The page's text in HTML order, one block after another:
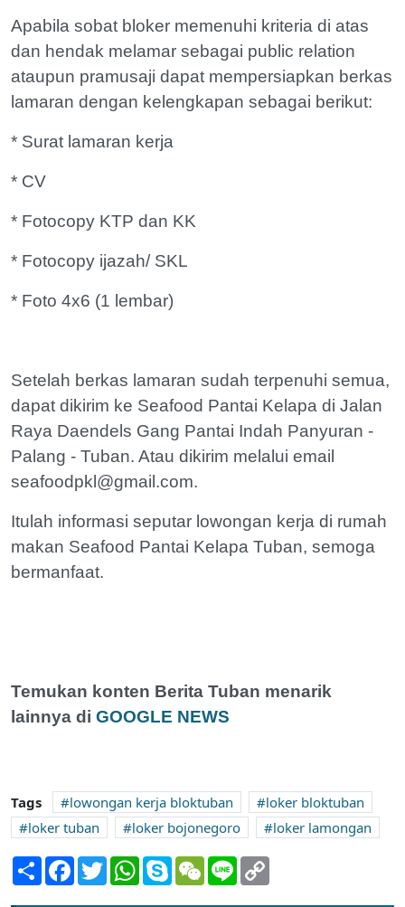
Apabila sobat bloker memenuhi kriteria di atas
dan hendak melamar sebagai public relation
ataupun pramusaji dapat mempersiapkan berkas
lamaran dengan kelengkapan sebagai berikut:
* Surat lamaran kerja
* CV
* Fotocopy KTP dan KK
* Fotocopy ijazah/ SKL
* Foto 4x6 (1 lembar)
Setelah berkas lamaran sudah terpenuhi semua,
dapat dikirim ke Seafood Pantai Kelapa di Jalan
Raya Daendels Gang Pantai Indah Panyuran -
Palang - Tuban. Atau dikirim melalui email
seafoodpkl@gmail.com.
Itulah informasi seputar lowongan kerja di rumah
makan Seafood Pantai Kelapa Tuban, semoga
bermanfaat.
Temukan konten Berita Tuban menarik
lainnya di GOOGLE NEWS
Tags lowongan kerja bloktuban
loker bloktuban
loker tuban
loker bojonegoro
loker lamongan
Share Facebook
TwitterWhatsApp
SkypeWeChatLine
Lowongan Kerja Pramuniaga di Toko